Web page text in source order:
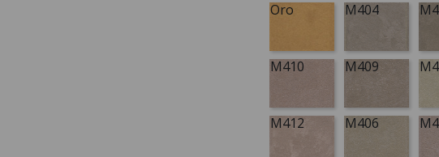
Oro M404
M410 M409
M412 M406